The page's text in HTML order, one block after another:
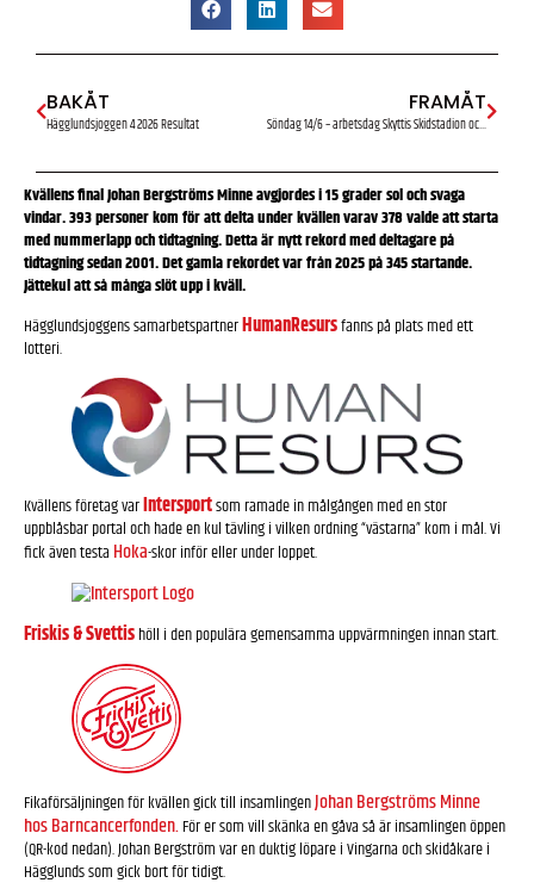
BAKÅT
Hägglundsjoggen 4 2026 Resultat
FRAMÅT
Söndag 14/6 – arbetsdag Skyttis Skidstadion och spårområde
Kvällens final Johan Bergströms Minne avgjordes i 15 grader sol och svaga
vindar.393 personer kom för att delta under kvällen varav 378 valde att starta
med nummerlapp och tidtagning.Detta är nytt rekord med deltagare på
tidtagning sedan 2001. Det gamla rekordet var från 2025 på 345 startande.
Jättekul att så många slöt upp i kväll.
Hägglundsjoggens samarbetspartnerHumanResursfanns på plats med ett
lotteri.
Kvällens företag varIntersportsom ramade in målgången med en stor
uppblåsbar portal och hade en kul tävling i vilken ordning “västarna” kom i mål. Vi
fick även testa Hoka-skor inför eller under loppet.
Friskis & Svettishöll i den populära gemensamma uppvärmningen innan start.
Fikaförsäljningen för kvällen gick till insamlingenJohan Bergströms Minne
hos Barncancerfonden.För er som vill skänka en gåva så är insamlingen öppen
(QR-kod nedan). Johan Bergström var en duktig löpare i Vingarna och skidåkare i
Hägglunds som gick bort för tidigt.